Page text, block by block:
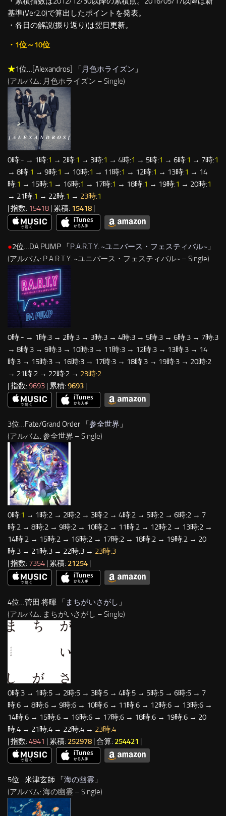
基準(Ver2.0)で算出したポイントを発表。
・各日の解説(振り返り)は翌日更新。
・1位～10位
★1位…[Alexandros] 「月色ホライズン 」
(アルバム: 月色ホライズン – Single)
0時:- → 1時:1 → 2時:1 → 3時:1 → 4時:1 → 5時:1 → 6時:1 → 7時:1
→ 8時:1 → 9時:1 → 10時:1 → 11時:1 → 12時:1 → 13時:1 → 14
時:1 → 15時:1 → 16時:1 → 17時:1 → 18時:1 → 19時:1 → 20時:1
→ 21時:1 → 22時:1 → 23時:1
| 指数: 15418 | 累積: 15418 |
●2位…DA PUMP 「P.A.R.T.Y. ~ユニバース・フェスティバル~ 」
(アルバム: P.A.R.T.Y. ~ユニバース・フェスティバル~ – Single)
0時:- → 1時:3 → 2時:3 → 3時:3 → 4時:3 → 5時:3 → 6時:3 → 7時:3
→ 8時:3 → 9時:3 → 10時:3 → 11時:3 → 12時:3 → 13時:3 → 14
時:3 → 15時:3 → 16時:3 → 17時:3 → 18時:3 → 19時:3 → 20時:2
→ 21時:2 → 22時:2 → 23時:2
| 指数: 9693 | 累積: 9693 |
3位…Fate/Grand Order 「 参全世界 」
(アルバム: 参全世界 – Single)
0時:1 → 1時:2 → 2時:2 → 3時:2 → 4時:2 → 5時:2 → 6時:2 → 7
時:2 → 8時:2 → 9時:2 → 10時:2 → 11時:2 → 12時:2 → 13時:2 →
14時:2 → 15時:2 → 16時:2 → 17時:2 → 18時:2 → 19時:2 → 20
時:3 → 21時:3 → 22時:3 → 23時:3
| 指数: 7354 | 累積: 21254
4位…菅田 将暉 「 まちがいさがし 」
(アルバム: まちがいさがし – Single)
0時:3 → 1時:5 → 2時:5 → 3時:5 → 4時:5 → 5時:5 → 6時:5 → 7
時:6 → 8時:6 → 9時:6 → 10時:6 → 11時:6 → 12時:6 → 13時:6 →
14時:6 → 15時:6 → 16時:6 → 17時:6 → 18時:6 → 19時:6 → 20
時:4 → 21時:4 → 22時:4 → 23時:4
| 指数: 4941 | 累積: 252978 | 合算: 254421 |
5位…米津玄師 「海の幽霊 」
(アルバム: 海の幽霊 – Single)